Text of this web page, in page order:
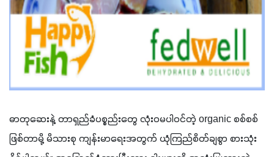
ဓာတုဆေးနဲ့ တာရှည်ခံပစ္စည်းတွေ လုံးဝမပါဝင်တဲ့ organic စစ်စစ်
ဖြစ်တာမို့ မိသားစု ကျန်းမာရေးအတွက် ယုံကြည်စိတ်ချစွာ စားသုံး